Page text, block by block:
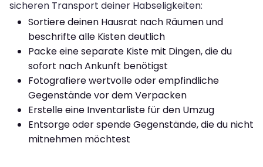
sicheren Transport deiner Habseligkeiten:
Sortiere deinen Hausrat nach Räumen und
beschrifte alle Kisten deutlich
Packe eine separate Kiste mit Dingen, die du
sofort nach Ankunft benötigst
Fotografiere wertvolle oder empfindliche
Gegenstände vor dem Verpacken
Erstelle eine Inventarliste für den Umzug
Entsorge oder spende Gegenstände, die du nicht
mitnehmen möchtest